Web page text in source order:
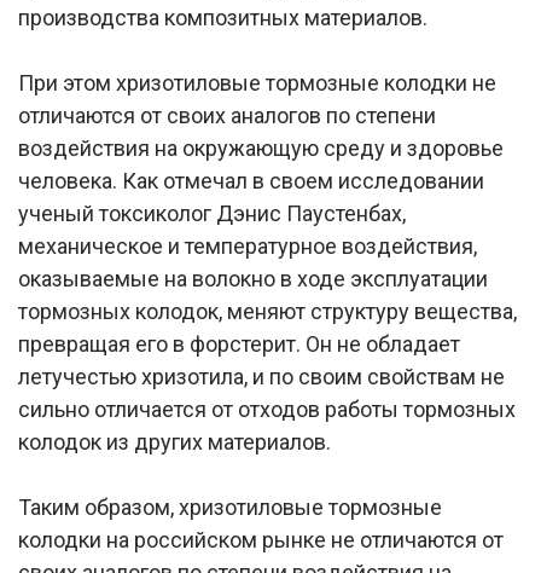
производства композитных материалов.
При этом хризотиловые тормозные колодки не
отличаются от своих аналогов по степени
воздействия на окружающую среду и здоровье
человека. Как отмечал в своем исследовании
ученый токсиколог Дэнис Паустенбах,
механическое и температурное воздействия,
оказываемые на волокно в ходе эксплуатации
тормозных колодок, меняют структуру вещества,
превращая его в форстерит. Он не обладает
летучестью хризотила, и по своим свойствам не
сильно отличается от отходов работы тормозных
колодок из других материалов.
Таким образом, хризотиловые тормозные
колодки на российском рынке не отличаются от